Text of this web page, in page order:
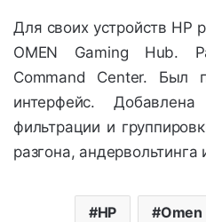
Для своих устройств HP
OMEN Gaming Hub.
Command Center. Был
интерфейс.
фильтрации и
разгона,
HP Omen